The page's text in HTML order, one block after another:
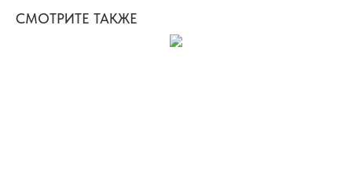
СМОТРИТЕ ТАКЖЕ